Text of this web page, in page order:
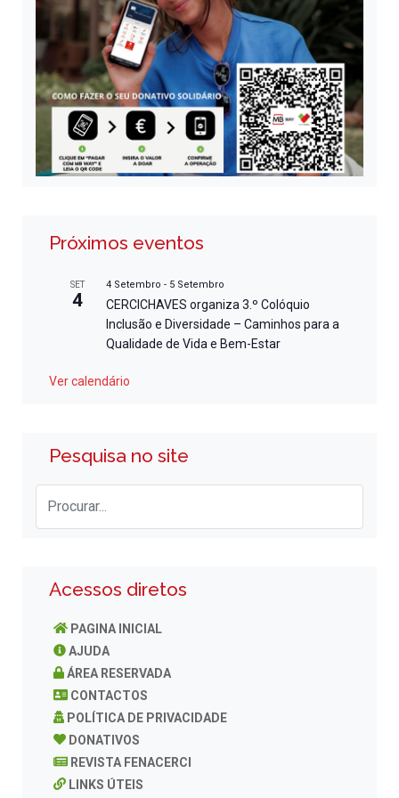
Próximos eventos
SET
4
4 Setembro - 5 Setembro
CERCICHAVES organiza 3.º Colóquio
Inclusão e Diversidade – Caminhos para a
Qualidade de Vida e Bem-Estar
Ver calendário
Pesquisa no site
Acessos diretos
PAGINA INICIAL
AJUDA
ÁREA RESERVADA
CONTACTOS
POLÍTICA DE PRIVACIDADE
DONATIVOS
REVISTA FENACERCI
LINKS ÚTEIS